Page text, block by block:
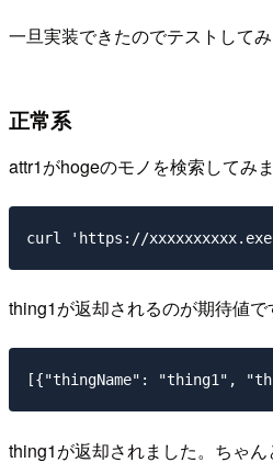
一旦実装できたのでテストしてみ
正常系
attr1がhogeのモノを検索してみま
thing1が返却されるのが期待値で
thing1が返却されました。ちゃん